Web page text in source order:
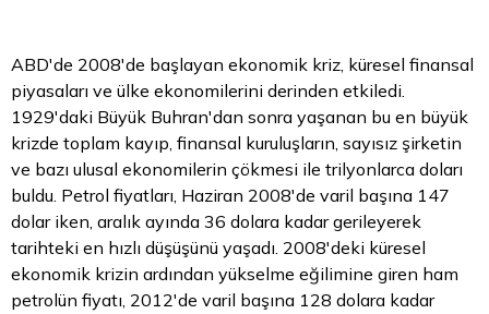
ABD'de 2008'de başlayan ekonomik kriz, küresel finansal
piyasaları ve ülke ekonomilerini derinden etkiledi.
1929'daki Büyük Buhran'dan sonra yaşanan bu en büyük
krizde toplam kayıp, finansal kuruluşların, sayısız şirketin
ve bazı ulusal ekonomilerin çökmesi ile trilyonlarca doları
buldu. Petrol fiyatları, Haziran 2008'de varil başına 147
dolar iken, aralık ayında 36 dolara kadar gerileyerek
tarihteki en hızlı düşüşünü yaşadı. 2008'deki küresel
ekonomik krizin ardından yükselme eğilimine giren ham
petrolün fiyatı, 2012'de varil başına 128 dolara kadar